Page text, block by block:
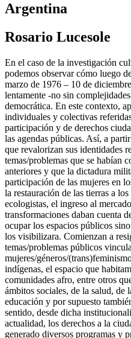
Argentina
Rosario Lucesole
En el caso de la investigación
podemos observar cómo luego
marzo de 1976 – 10 de
lentamente -no sin
democrática. En este contexto,
individuales y colectivas
participación y de derechos
las agendas públicas. Así, a
que revalorizan sus identidades
temas/problemas que se habían
anteriores y que la dictadura
participación de las mujeres en
la restauración de las tierras a
ecologistas, el ingreso al
transformaciones daban cuenta
ocupar los espacios públicos
los visibilizara. Comienzan a
temas/problemas públicos
mujeres/géneros/
indígenas, el espacio que
comunidades afro, entre otros
ámbitos sociales, de la salud, de
educación y por supuesto
sentido, desde dicha
actualidad, los derechos a la
generado diversos programas y